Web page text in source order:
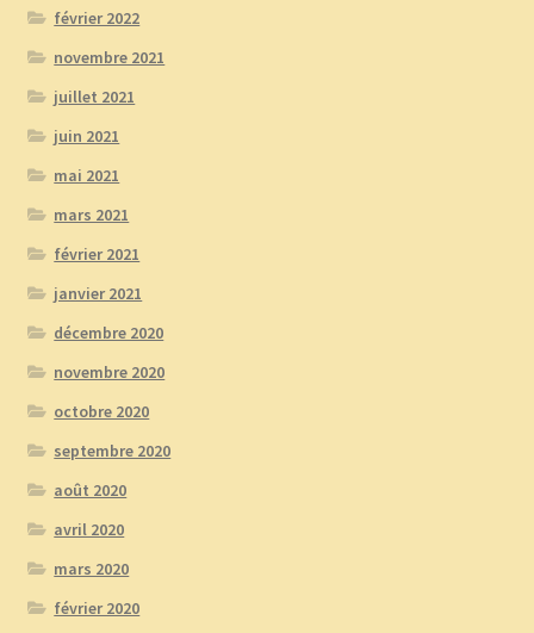
février 2022
novembre 2021
juillet 2021
juin 2021
mai 2021
mars 2021
février 2021
janvier 2021
décembre 2020
novembre 2020
octobre 2020
septembre 2020
août 2020
avril 2020
mars 2020
février 2020